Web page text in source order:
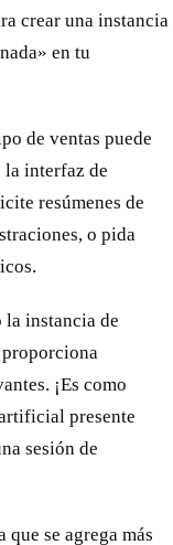
crear una instancia
en tu
de ventas puede
la interfaz de
resúmenes de
o pida
la instancia de
proporciona
¡Es como
presente
sesión de
que se agrega más